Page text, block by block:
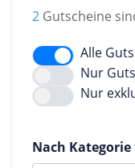
2 Gutscheine
Alle
Nur
Nur
Nach